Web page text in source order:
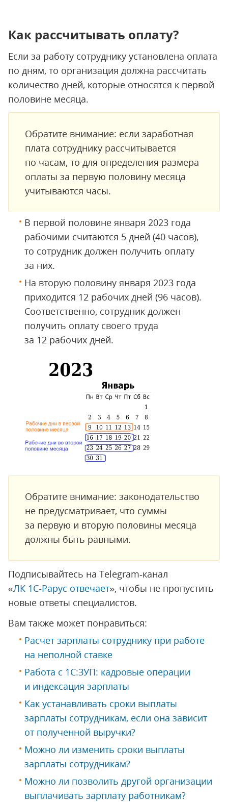
Как рассчитывать оплату?
Если за работу сотруднику установлена оплата
по дням, то организация должна рассчитать
количество дней, которые относятся к первой
половине месяца.
Обратите внимание: если заработная
плата сотруднику рассчитывается
по часам, то для определения размера
оплаты за первую половину месяца
учитываются часы.
В первой половине января 2023 года
рабочими считаются 5 дней (40 часов),
то сотрудник должен получить оплату
за них.
На вторую половину января 2023 года
приходится 12 рабочих дней (96 часов).
Соответственно, сотрудник должен
получить оплату своего труда
за 12 рабочих дней.
Обратите внимание: законодательство
не предусматривает, что суммы
за первую и вторую половины месяца
должны быть равными.
Подписывайтесь на Telegram‑канал
«ЛК 1С‑Рарус отвечает», чтобы не пропустить
новые ответы специалистов.
Вам также может понравиться:
Расчет зарплаты сотруднику при работе
на неполной ставке
Работа с 1С:ЗУП: кадровые операции
и индексация зарплаты
Как устанавливать сроки выплаты
зарплаты сотрудникам, если она зависит
от полученной выручки?
Можно ли изменить сроки выплаты
зарплаты сотрудникам?
Можно ли позволить другой организации
выплачивать зарплату работникам?